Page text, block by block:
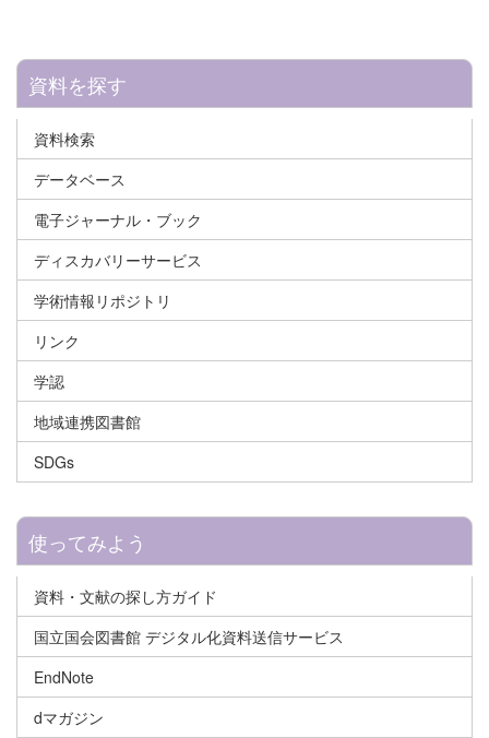
資料を探す
資料検索
データベース
電子ジャーナル・ブック
ディスカバリーサービス
学術情報リポジトリ
リンク
学認
地域連携図書館
SDGs
使ってみよう
資料・文献の探し方ガイド
国立国会図書館 デジタル化資料送信サービス
EndNote
dマガジン